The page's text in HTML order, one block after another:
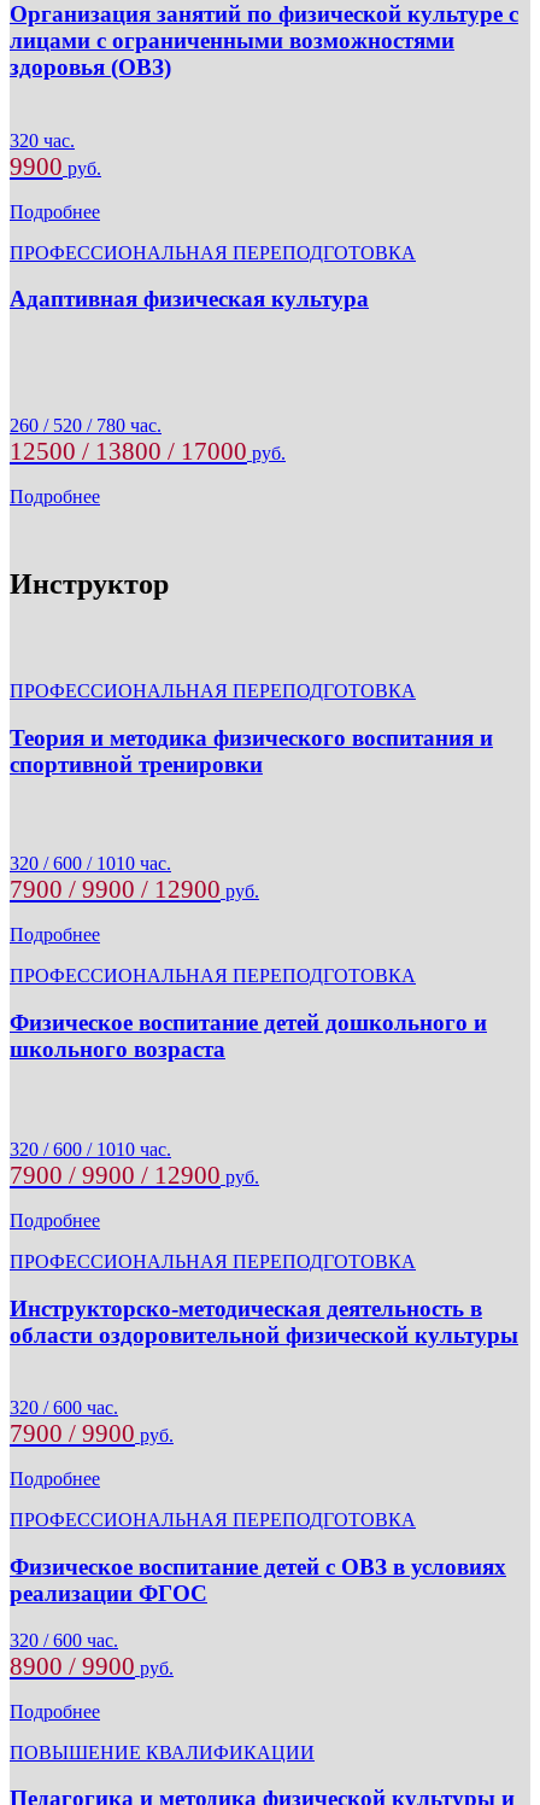
Организация занятий по физической культуре с
лицами с ограниченными возможностями
здоровья (ОВЗ)
320 час.
9900 руб.
Подробнее
ПРОФЕССИОНАЛЬНАЯ ПЕРЕПОДГОТОВКА
Адаптивная физическая культура
260 / 520 / 780 час.
12500 / 13800 / 17000 руб.
Подробнее
Инструктор
ПРОФЕССИОНАЛЬНАЯ ПЕРЕПОДГОТОВКА
Теория и методика физического воспитания и
спортивной тренировки
320 / 600 / 1010 час.
7900 / 9900 / 12900 руб.
Подробнее
ПРОФЕССИОНАЛЬНАЯ ПЕРЕПОДГОТОВКА
Физическое воспитание детей дошкольного и
школьного возраста
320 / 600 / 1010 час.
7900 / 9900 / 12900 руб.
Подробнее
ПРОФЕССИОНАЛЬНАЯ ПЕРЕПОДГОТОВКА
Инструкторско-методическая деятельность в
области оздоровительной физической культуры
320 / 600 час.
7900 / 9900 руб.
Подробнее
ПРОФЕССИОНАЛЬНАЯ ПЕРЕПОДГОТОВКА
Физическое воспитание детей с ОВЗ в условиях
реализации ФГОС
320 / 600 час.
8900 / 9900 руб.
Подробнее
ПОВЫШЕНИЕ КВАЛИФИКАЦИИ
Педагогика и методика физической культуры и